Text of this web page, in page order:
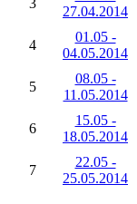
27.04.2014
4
01.05 -
04.05.2014
5
08.05 -
11.05.2014
6
15.05 -
18.05.2014
7
22.05 -
25.05.2014